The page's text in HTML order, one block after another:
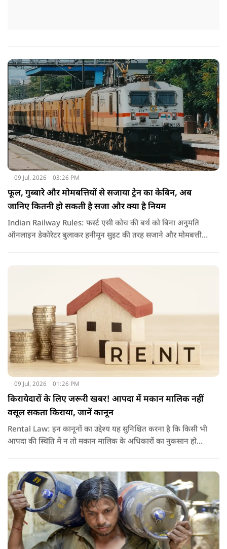
09 Jul, 2026 03:26 PM
फूल, गुब्बारे और मोमबत्तियों से सजाया ट्रेन का केबिन, अब
जानिए कितनी हो सकती है सजा और क्या है नियम
Indian Railway Rules: फर्स्ट एसी कोच की बर्थ को बिना अनुमति
ऑनलाइन डेकोरेटर बुलाकर हनीमून सुइट की तरह सजाने और मोमबत्ती
09 Jul, 2026 01:26 PM
किरायेदारों के लिए जरूरी खबर! आपदा में मकान मालिक नहीं
वसूल सकता किराया, जानें कानून
Rental Law: इन कानूनों का उद्देश्य यह सुनिश्चित करना है कि किसी भी
आपदा की स्थिति में न तो मकान मालिक के अधिकारों का नुकसान हो